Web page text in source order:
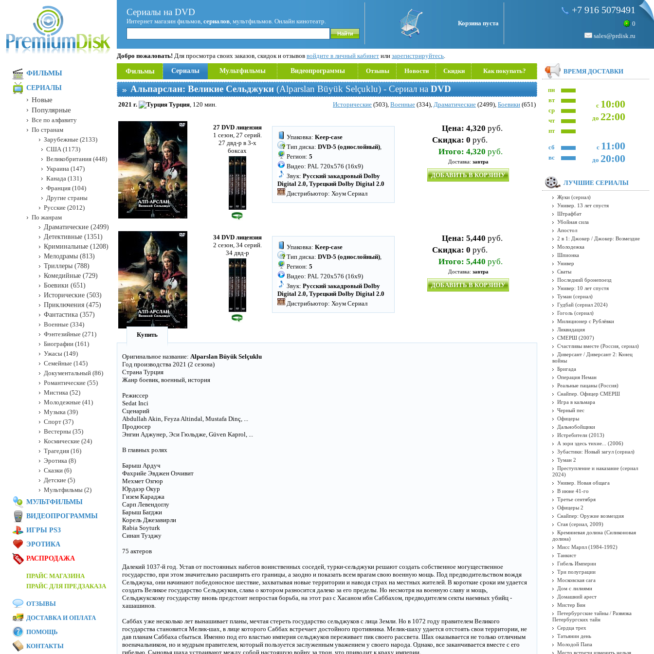
Сериалы на DVD
Интернет магазин фильмов, сериалов, мультфильмов. Онлайн кинотеатр. Корзина пуста
+7 916 5079491
0
sales@prdisk.ru
Добро пожаловать! Для просмотра своих заказов, скидок и отзывов войдите в личный кабинет или зарегистрируйтесь.
Фильмы Сериалы Мультфильмы Видеопрограммы Отзывы Новости Скидки Как покупать?
Альпарслан: Великие Сельджуки (Alparslan Büyük Selçuklu) - Сериал на DVD
2021 г. Турция, 120 мин. Исторические (503), Военные (334), Драматические (2499), Боевики (651)
27 DVD лицензия
1 сезон, 27 серий.
27 двд-р в 3-х
боксах
Упаковка: Keep-case
Тип диска: DVD-5 (однослойный),
Регион: 5
Видео: PAL 720x576 (16x9)
Звук: Русский закадровый Dolby
Digital 2.0, Турецкий Dolby Digital 2.0
Дистрибьютор: Хоум Сериал
Цена: 4,320 руб.
Скидка: 0 руб.
Итого: 4,320 руб.
Доставка: завтра
ДОБАВИТЬ В КОРЗИНУ
34 DVD лицензия
2 сезон, 34 серий.
34 двд-р
Упаковка: Keep-case
Тип диска: DVD-5 (однослойный),
Регион: 5
Видео: PAL 720x576 (16x9)
Звук: Русский закадровый Dolby
Digital 2.0, Турецкий Dolby Digital 2.0
Дистрибьютор: Хоум Сериал
Цена: 5,440 руб.
Скидка: 0 руб.
Итого: 5,440 руб.
Доставка: завтра
ДОБАВИТЬ В КОРЗИНУ
Купить
Оригинальное название: Alparslan Büyük Selçuklu
Год производства 2021 (2 сезона)
Страна Турция
Жанр боевик, военный, история
Режиссер
Sedat Inci
Сценарий
Abdullah Akin, Feyza Altindal, Mustafa Dinç, ...
Продюсер
Энгин Аджунер, Эси Гюльдже, Güven Kaprol, ...
В главных ролях
Барыш Ардуч
Фахрийе Эвджен Озчивит
Мехмет Озгюр
Юрдаэр Окур
Гизем Караджа
Сарп Левендоглу
Барыш Багджи
Корель Джезавирли
Rabia Soyturk
Синан Тузджу
75 актеров
Далекий 1037-й год. Устав от постоянных набегов воинственных соседей, турки-сельджуки решают создать собственное могущественное
государство, при этом значительно расширить его границы, а заодно и показать всем врагам свою военную мощь. Под предводительством вождя
Сельджука, они начинают победоносное шествие, захватывая новые территории и наводя страх на местных жителей. В короткие сроки им удается
создать Великое государство Сельджуков, слава о котором разносится далеко за его пределы. Но несмотря на военную славу и мощь,
Сельджукскому государству вновь предстоит непростая борьба, на этот раз с Хасаном ибн Саббахом, предводителем секты наемных убийц -
хашашинов.
Саббах уже несколько лет вынашивает планы, мечтая стереть государство сельджуков с лица Земли. Но в 1072 году правителем Великого
государства становится Мелик-шах, в лице которого Саббах встречает достойного противника. Мелик-шаху удается отстоять свои территории, не
дав планам Саббаха сбыться. Именно под его властью империя сельджуков переживает пик своего рассвета. Шах оказывается не только отличным
военачальником, но и мудрым правителем, который пользуется заслуженным уважением у своего народа. Однако, все заканчивается вместе с его
гибелью. Сыновья шаха устраивают между собой настоящую войну за трон, что приводит к краху империи.
ФИЛЬМЫ
СЕРИАЛЫ
Новые
Популярные
Все по алфавиту
По странам
Зарубежные (2133)
США (1173)
Великобритания (448)
Украина (147)
Канада (131)
Франция (104)
Другие страны
Русские (2012)
По жанрам
Драматические (2499)
Детективные (1351)
Криминальные (1208)
Мелодрамы (813)
Триллеры (788)
Комедийные (729)
Боевики (651)
Исторические (503)
Приключения (475)
Фантастика (357)
Военные (334)
Фэнтезийные (271)
Биографии (161)
Ужасы (149)
Семейные (145)
Документальный (86)
Романтические (55)
Мистика (52)
Молодежные (41)
Музыка (39)
Спорт (37)
Вестерны (35)
Космические (24)
Трагедия (16)
Эротика (8)
Сказки (6)
Детские (5)
Мультфильмы (2)
МУЛЬТФИЛЬМЫ
ВИДЕОПРОГРАММЫ
ИГРЫ PS3
ЭРОТИКА
РАСПРОДАЖА
ПРАЙС МАГАЗИНА
ПРАЙС ДЛЯ ПРЕДЗАКАЗА
ОТЗЫВЫ
ДОСТАВКА И ОПЛАТА
ПОМОЩЬ
КОНТАКТЫ
ВРЕМЯ ДОСТАВКИ
пн
с 10:00
до 22:00
вт
ср
чт
пт
с 11:00
до 20:00
сб
вс
ЛУЧШИЕ СЕРИАЛЫ
Жуки (сериал)
Универ. 13 лет спустя
Штрафбат
Убойная сила
Апостол
2 в 1: Джокер / Джокер: Возмездие
Молодежка
Шпионка
Универ
Сваты
Последний бронепоезд
Универ: 10 лет спустя
Туман (сериал)
Гудбай (сериал 2024)
Гоголь (сериал)
Милиционер с Рублёвки
Ликвидация
СМЕРШ (2007)
Счастливы вместе (Россия, сериал)
Диверсант / Диверсант 2: Конец
войны
Бригада
Операция Неман
Реальные пацаны (Россия)
Снайпер. Офицер СМЕРШ
Игра в кальмара
Черный пес
Офицеры
Дальнобойщики
Истребители (2013)
А зори здесь тихие... (2006)
Зубастики: Новый загул (сериал)
Туман 2
Преступление и наказание (сериал
2024)
Универ. Новая общага
В июне 41-го
Третье сентября
Офицеры 2
Снайпер: Оружие возмездия
Стая (сериал, 2009)
Кремниевая долина (Силиконовая
долина)
Мисс Марпл (1984-1992)
Танкист
Гибель Империи
Три полуграции
Московская сага
Дом с лилиями
Домашний арест
Мистер Бин
Петербургские тайны / Развязка
Петербургских тайн
Сердца трех
Татьянин день
Молодой Папа
Место встречи изменить нельзя